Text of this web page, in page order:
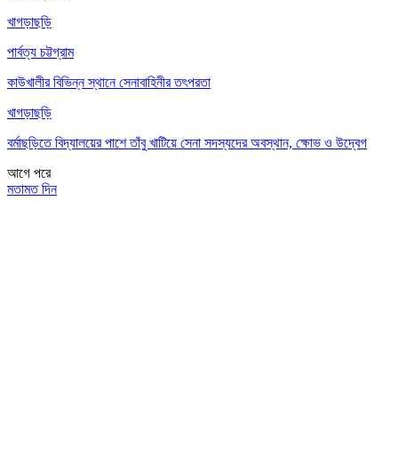
খাগড়াছড়ি
পার্বত্য চট্টগ্রাম
কাউখালীর বিভিন্ন স্থানে সেনাবাহিনীর তৎপরতা
খাগড়াছড়ি
বর্মাছড়িতে বিদ্যালয়ের পাশে তাঁবু খাটিয়ে সেনা সদস্যদের অবস্থান, ক্ষোভ ও উদ্বেগ
আগে পরে
মতামত দিন